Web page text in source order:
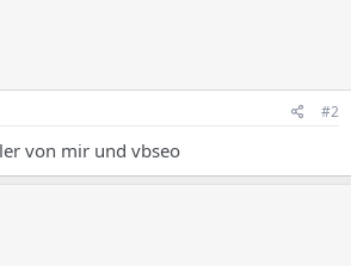
#2
von mir und vbseo